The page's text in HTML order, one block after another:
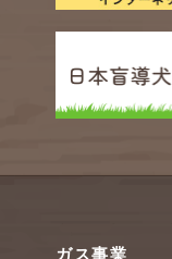
ガス事業